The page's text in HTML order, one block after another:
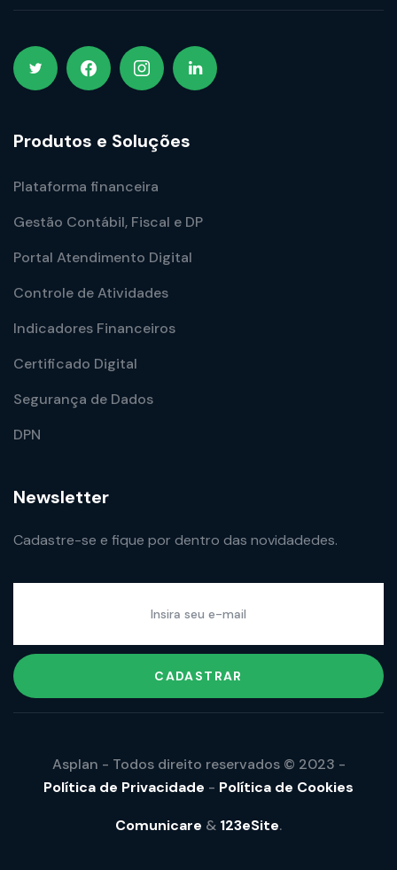
Produtos e Soluções
Plataforma financeira
Gestão Contábil, Fiscal e DP
Portal Atendimento Digital
Controle de Atividades
Indicadores Financeiros
Certificado Digital
Segurança de Dados
DPN
Newsletter
Cadastre-se e fique por dentro das novidadedes.
CADASTRAR
Asplan - Todos direito reservados © 2023 -
Política de Privacidade - Política de Cookies
Comunicare & 123eSite.